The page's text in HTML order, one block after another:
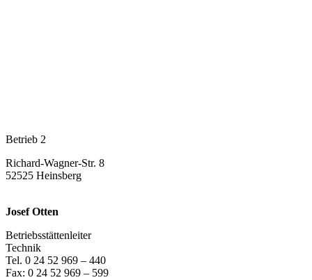
Betrieb 2
Richard-Wagner-Str. 8
52525 Heinsberg
Josef Otten
Betriebsstättenleiter
Technik
Tel. 0 24 52 969 – 440
Fax: 0 24 52 969 – 599